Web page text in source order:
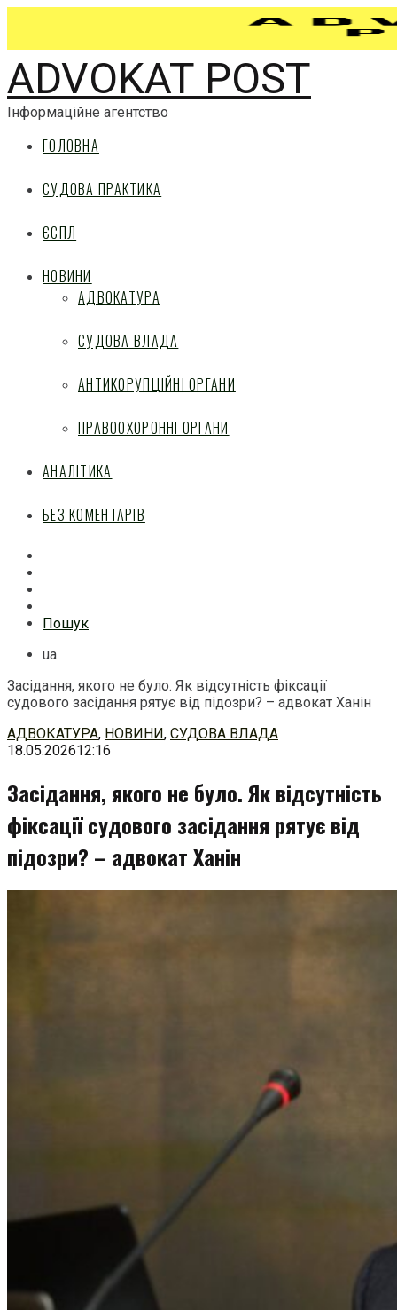
ADVOKAT POST
Інформаційне агентство
ГОЛОВНА
СУДОВА ПРАКТИКА
ЄСПЛ
НОВИНИ
АДВОКАТУРА
СУДОВА ВЛАДА
АНТИКОРУПЦІЙНІ ОРГАНИ
ПРАВООХОРОННІ ОРГАНИ
АНАЛІТИКА
БЕЗ КОМЕНТАРІВ
Пошук
ua
Засідання, якого не було. Як відсутність фіксації
судового засідання рятує від підозри? – адвокат Ханін
Перейти
до
АДВОКАТУРА, НОВИНИ, СУДОВА ВЛАДА
18.05.202612:16
Засідання, якого не було. Як відсутність
фіксації судового засідання рятує від
підозри? – адвокат Ханін